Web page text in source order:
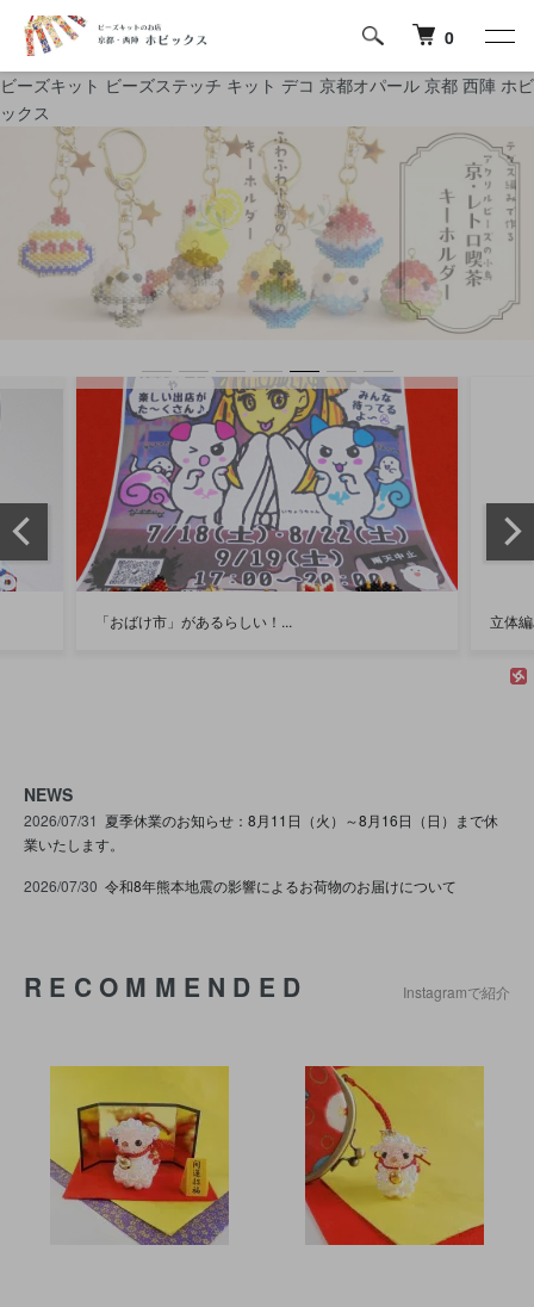
ビーズキット ビーズステッチ キット デコ 京都オパール 京都 西陣 ホビ
ックス
0
立体編みの基本「交差」を解説... 京都
NEWS
2026/07/31 夏季休業のお知らせ：8月11日（火）～8月16日（日）まで休
業いたします。
2026/07/30 令和8年熊本地震の影響によるお荷物のお届けについて
RECOMMENDED Instagramで紹介